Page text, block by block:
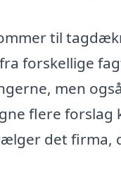
til
forskellige
men
flere
det firma,